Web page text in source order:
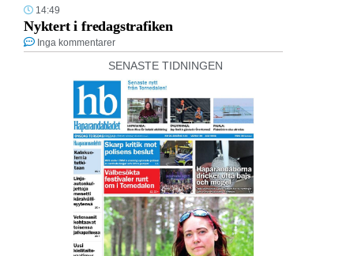
14:49
Nyktert i fredagstrafiken
Inga kommentarer
SENASTE TIDNINGEN